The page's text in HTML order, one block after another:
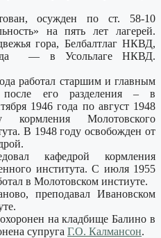
осужден по ст. 58-10
на пять лет лагерей.
гора, Белбалтлаг НКВД,
— в Усольлаге НКВД.
работал старшим и главным
после его разделения – в
1946 года по август 1948
кормления Молотовского
В 1948 году освобожден от
кафедрой кормления
института. С июля 1955
в Молотовском инстиуте.
преподавал Ивановском
на кладбище Балино в
супруга Г.О. Калмансон.